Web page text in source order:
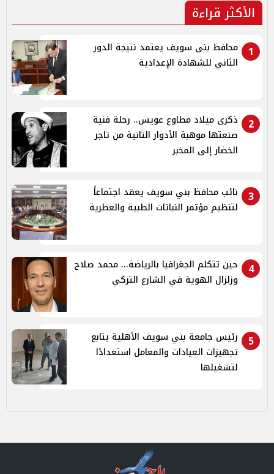
الأكثر قراءة
1
محافظ بنى سويف يعتمد نتيجة الدور
الثاني للشهادة الإعدادية
2
ذكرى ميلاد مطاوع عويس.. رحلة فنية
صنعتها موهبة الأدوار الثانية من تاجر
الخضار إلى المخبر
3
نائب محافظ بني سويف يعقد اجتماعاً
لتنظيم مؤتمر النباتات الطبية والعطرية
4
حين تتكلم الجغرافيا بالرياضة... محمد صلاح
وزلزال الهوية في الشارع التركي
5
رئيس جامعة بني سويف الأهلية يتابع
تجهيزات العيادات والمعامل استعدادًا
لتشغيلها